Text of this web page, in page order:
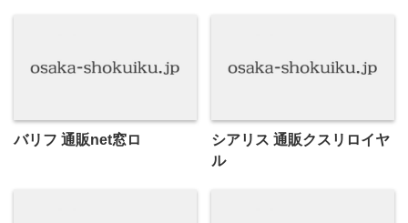
バリフ 通販net窓ロ
シアリス 通販クスリロイヤ
ル